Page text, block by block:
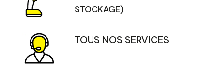
STOCKAGE)
TOUS NOS SERVICES